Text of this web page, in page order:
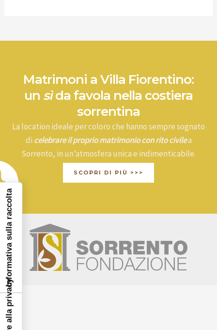
c
Matrimoni a Villa Fiorentino:
un sìda favola nella costiera
sorrentina
La location ideale per coloro che hanno sempre sognato
di celebrare il proprio matrimonio con rito civilea
Sorrento, in un’atmosfera unica e indimenticabile.
SCOPRI DI PIÙ >>>
Informativa sulla raccolta